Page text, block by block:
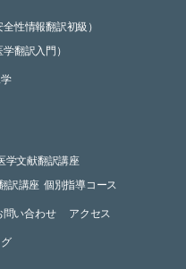
性情報翻訳初級）
翻訳入門）
学文献翻訳講座
訳講座 個別指導コース
問い合わせ アクセス